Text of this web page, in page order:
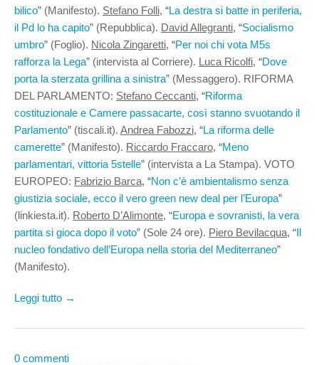
bilico” (Manifesto). Stefano Folli, “La destra si batte in periferia,
il Pd lo ha capito” (Repubblica). David Allegranti, “Socialismo
umbro” (Foglio). Nicola Zingaretti, “Per noi chi vota M5s
rafforza la Lega” (intervista al Corriere). Luca Ricolfi, “Dove
porta la sterzata grillina a sinistra” (Messaggero). RIFORMA
DEL PARLAMENTO: Stefano Ceccanti, “Riforma
costituzionale e Camere passacarte, così stanno svuotando il
Parlamento” (tiscali.it). Andrea Fabozzi, “La riforma delle
camerette” (Manifesto). Riccardo Fraccaro, “Meno
parlamentari, vittoria 5stelle” (intervista a La Stampa). VOTO
EUROPEO: Fabrizio Barca, “Non c’è ambientalismo senza
giustizia sociale, ecco il vero green new deal per l’Europa”
(linkiesta.it). Roberto D’Alimonte, “Europa e sovranisti, la vera
partita si gioca dopo il voto” (Sole 24 ore). Piero Bevilacqua, “Il
nucleo fondativo dell’Europa nella storia del Mediterraneo”
(Manifesto).
Leggi tutto →
0 commenti